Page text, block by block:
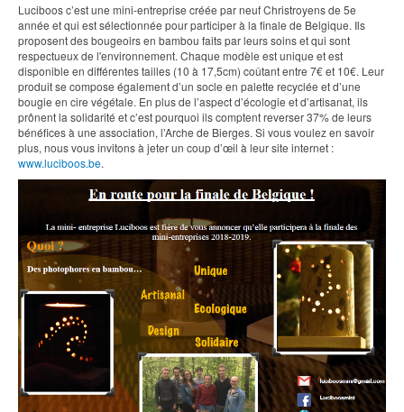
Luciboos c’est une mini-entreprise créée par neuf Christroyens de 5e
année et qui est sélectionnée pour participer à la finale de Belgique. Ils
proposent des bougeoirs en bambou faits par leurs soins et qui sont
respectueux de l'environnement. Chaque modèle est unique et est
disponible en différentes tailles (10 à 17,5cm) coûtant entre 7€ et 10€. Leur
produit se compose également d’un socle en palette recyclée et d’une
bougie en cire végétale. En plus de l’aspect d’écologie et d’artisanat, ils
prônent la solidarité et c’est pourquoi ils comptent reverser 37% de leurs
bénéfices à une association, l’Arche de Bierges. Si vous voulez en savoir
plus, nous vous invitons à jeter un coup d’œil à leur site internet :
www.luciboos.be.